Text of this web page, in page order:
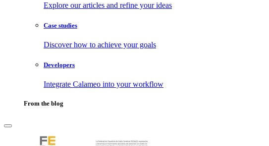
Explore our articles and refine your ideas
Case studies
Discover how to achieve your goals
Developers
Integrate Calameo into your workflow
From the blog